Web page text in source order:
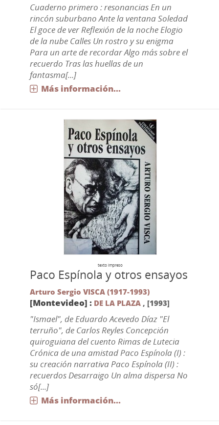
Cuaderno primero : resonancias En un
rincón suburbano Ante la ventana Soledad
El goce de ver Reflexión de la noche Elogio
de la nube Calles Un rostro y su enigma
Para un arte de recordar Algo más sobre el
recuerdo Tras las huellas de un
fantasma[...]
Más información...
texto impreso
Paco Espínola y otros ensayos
Arturo Sergio VISCA (1917-1993)
[Montevideo] : DE LA PLAZA, [1993]
"Ismael", de Eduardo Acevedo Díaz "El
terruño", de Carlos Reyles Concepción
quiroguiana del cuento Rimas de Lutecia
Crónica de una amistad Paco Espínola (I) :
su creación narrativa Paco Espínola (II) :
recuerdos Desarraigo Un alma dispersa No
só[...]
Más información...